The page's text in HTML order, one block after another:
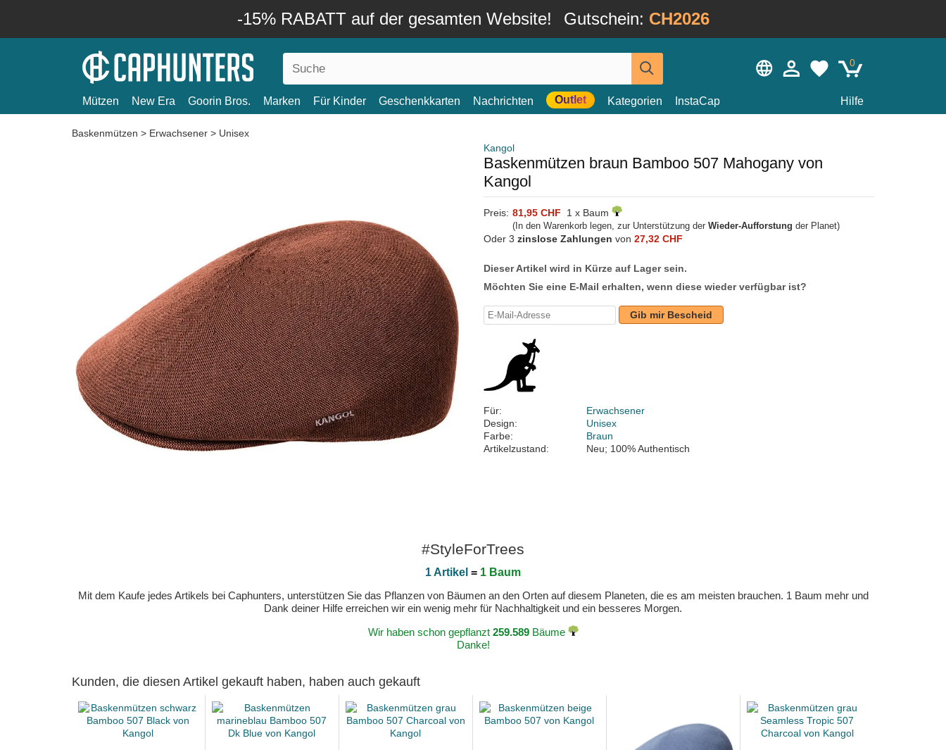
-15% RABATT auf der gesamten Website! Gutschein: CH2026
0
Mützen New Era Goorin Bros. Marken Für Kinder Geschenkkarten Nachrichten Outlet Kategorien InstaCap Hilfe
Baskenmützen > Erwachsener > Unisex
Kangol
Baskenmützen braun Bamboo 507 Mahogany von
Kangol
Preis: 81,95 CHF 1 x Baum
(In den Warenkorb legen, zur Unterstützung der Wieder-Aufforstung der Planet)
Oder 3 zinslose Zahlungen von 27,32 CHF
Dieser Artikel wird in Kürze auf Lager sein.
Möchten Sie eine E-Mail erhalten, wenn diese wieder verfügbar ist?
Gib mir Bescheid
Für:
Erwachsener
Design:
Unisex
Farbe:
Braun
Artikelzustand:
Neu; 100% Authentisch
#StyleForTrees
1 Artikel = 1 Baum
Mit dem Kaufe jedes Artikels bei Caphunters, unterstützen Sie das Pflanzen von Bäumen an den Orten auf diesem Planeten, die es am meisten brauchen. 1 Baum mehr und
Dank deiner Hilfe erreichen wir ein wenig mehr für Nachhaltigkeit und ein besseres Morgen.
Wir haben schon gepflanzt 259.589Bäume
Danke!
Kunden, die diesen Artikel gekauft haben, haben auch gekauft